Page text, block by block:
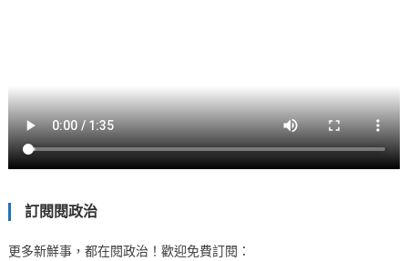
訂閱閱政治
更多新鮮事，都在閱政治！歡迎免費訂閱：